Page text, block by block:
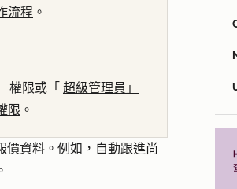
流程 。
權限或「 超級管理員」
限 。
價資料。例如，自動跟進尚